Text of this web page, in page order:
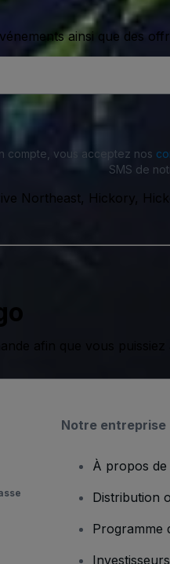
ainsi que des
compte, vous acceptez nos
SMS de
Northeast, Hickory,
afin que vous
Notre entreprise
À propos de
Distribution
Programme
Investisseurs